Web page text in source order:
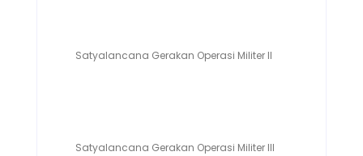
Satyalancana Gerakan Operasi Militer II
Satyalancana Gerakan Operasi Militer III